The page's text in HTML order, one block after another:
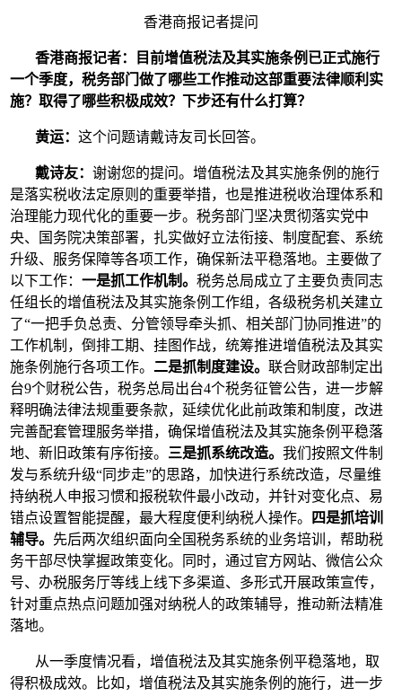
香港商报记者提问
香港商报记者：
目前增值税法及其实施条例已正式施行
一个季度，税务部门做了哪些工作推动这部重要法律顺利实
施？取得了哪些积极成效？下步还有什么打算？
黄运：这个问题请戴诗友司长回答。
戴诗友：谢谢您的提问。增值税法及其实施条例的施行
是落实税收法定原则的重要举措，也是推进税收治理体系和
治理能力现代化的重要一步。税务部门坚决贯彻落实党中
央、国务院决策部署，扎实做好立法衔接、制度配套、系统
升级、服务保障等各项工作，确保新法平稳落地。主要做了
以下工作：一是抓工作机制。税务总局成立了主要负责同志
任组长的增值税法及其实施条例工作组，各级税务机关建立
了“一把手负总责、分管领导牵头抓、相关部门协同推进”的
工作机制，倒排工期、挂图作战，统筹推进增值税法及其实
施条例施行各项工作。 二是抓制度建设。联合财政部制定出
台9个财税公告，税务总局出台4个税务征管公告，进一步解
释明确法律法规重要条款，延续优化此前政策和制度，改进
完善配套管理服务举措，确保增值税法及其实施条例平稳落
地、新旧政策有序衔接。 三是抓系统改造。我们按照文件制
发与系统升级“同步走”的思路，加快进行系统改造，尽量维
持纳税人申报习惯和报税软件最小改动，并针对变化点、易
错点设置智能提醒，最大程度便利纳税人操作。
四是抓培训
辅导。 先后两次组织面向全国税务系统的业务培训，帮助税
务干部尽快掌握政策变化。同时，通过官方网站、微信公众
号、办税服务厅等线上线下多渠道、多形式开展政策宣传，
针对重点热点问题加强对纳税人的政策辅导，推动新法精准
落地。
从一季度情况看，增值税法及其实施条例平稳落地，取
得积极成效。比如，增值税法及其实施条例的施行，进一步